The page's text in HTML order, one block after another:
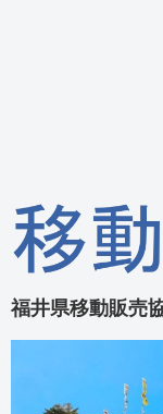
福井県移動販売